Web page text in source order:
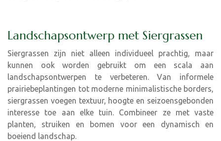
Landschapsontwerp met Siergrassen
Siergrassen zijn niet alleen individueel prachtig, maar
kunnen ook worden gebruikt om een scala aan
landschapsontwerpen te verbeteren. Van informele
prairiebeplantingen tot moderne minimalistische borders,
siergrassen voegen textuur, hoogte en seizoensgebonden
interesse toe aan elke tuin. Combineer ze met vaste
planten, struiken en bomen voor een dynamisch en
boeiend landschap.